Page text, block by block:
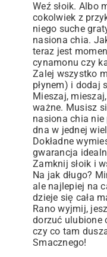
Weź słoik. Albo
cokolwiek z
niego suche
nasiona chia.
teraz jest
cynamonu czy
Zalej wszystko
płynem) i dodaj
Mieszaj,
ważne. Musisz
nasiona chia nie
dna w jednej
Dokładne
gwarancja
Zamknij słoik i
Na jak długo?
ale najlepiej na
dzieje się cała
Rano wyjmij,
dorzuć ulubione
czy co tam
Smacznego!